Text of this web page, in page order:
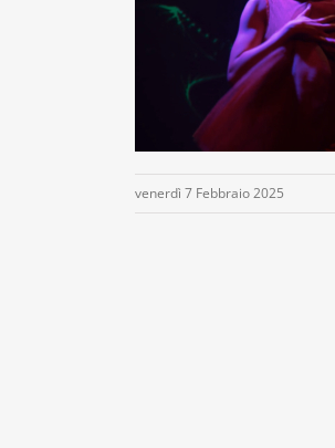
venerdì 7 Febbraio 2025